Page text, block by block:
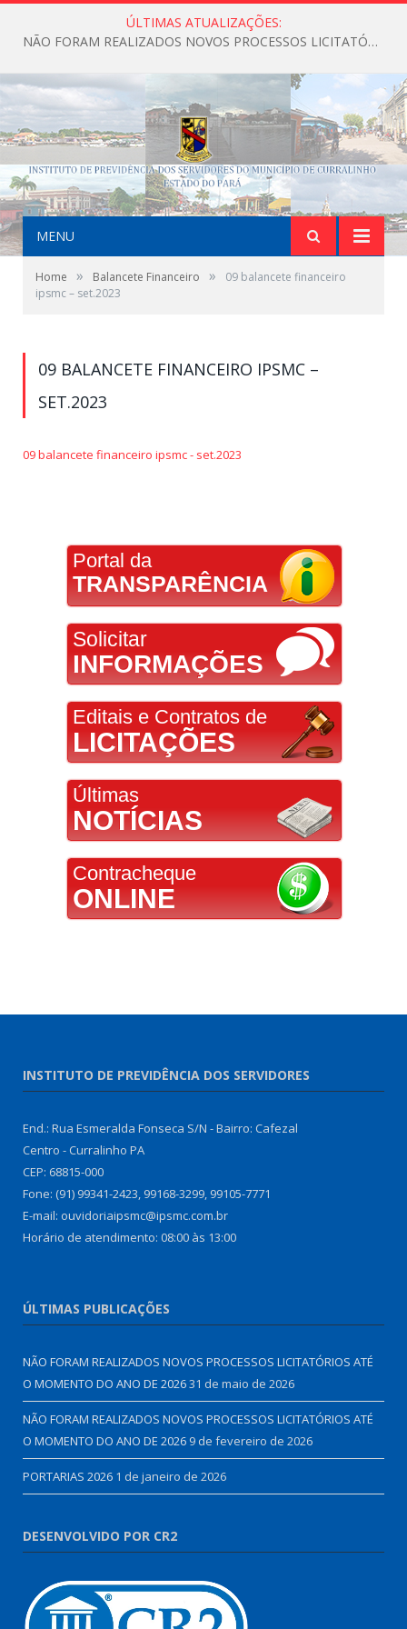
ÚLTIMAS ATUALIZAÇÕES:
NÃO FORAM REALIZADOS NOVOS PROCESSOS LICITATÓRIOS ATÉ O MOMENTO DO ANO DE 2026
MENU
Home » Balancete Financeiro »
09 balancete financeiro
ipsmc – set.2023
09 BALANCETE FINANCEIRO IPSMC –
SET.2023
09 balancete financeiro ipsmc - set.2023
Portal da
TRANSPARÊNCIA
Solicitar
INFORMAÇÕES
Editais e Contratos de
LICITAÇÕES
Últimas
NOTÍCIAS
Contracheque
ONLINE
INSTITUTO DE PREVIDÊNCIA DOS SERVIDORES
End.: Rua Esmeralda Fonseca S/N - Bairro: Cafezal
Centro - Curralinho PA
CEP: 68815-000
Fone: (91) 99341-2423, 99168-3299, 99105-7771
E-mail: ouvidoriaipsmc@ipsmc.com.br
Horário de atendimento: 08:00 às 13:00
ÚLTIMAS PUBLICAÇÕES
NÃO FORAM REALIZADOS NOVOS PROCESSOS LICITATÓRIOS ATÉ
O MOMENTO DO ANO DE 202631 de maio de 2026
NÃO FORAM REALIZADOS NOVOS PROCESSOS LICITATÓRIOS ATÉ
O MOMENTO DO ANO DE 2026 9 de fevereiro de 2026
PORTARIAS 2026 1 de janeiro de 2026
DESENVOLVIDO POR CR2